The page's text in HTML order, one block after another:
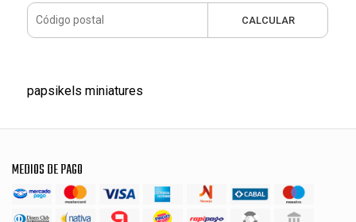
CALCULAR
papsikels miniatures
MEDIOS DE PAGO